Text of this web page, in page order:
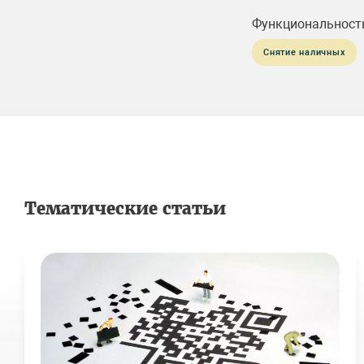
Снятие наличных
Тематические статьи